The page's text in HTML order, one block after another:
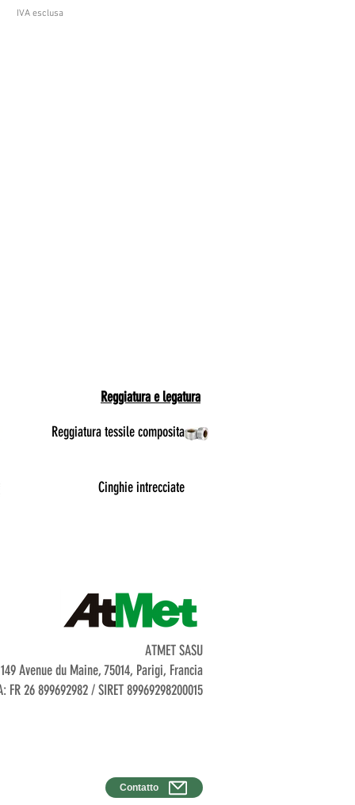
IVA esclusa
Reggiatura e legatura
Reggiatura tessile composita
Cinghie intrecciate
ATMET SASU
149 Avenue du Maine, 75014, Parigi, Francia
FR 26 899692982 / SIRET 89969298200015
Contatto